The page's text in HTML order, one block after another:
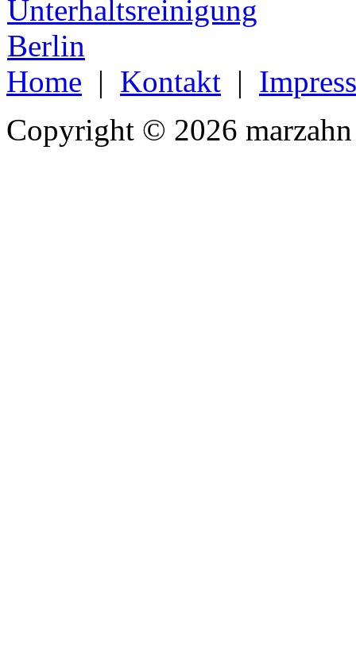
Home | Kontakt |
Copyright © 2026